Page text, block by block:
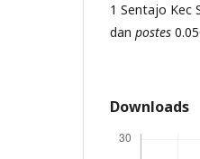
1 Sentajo Kec
dan postes
Downloads